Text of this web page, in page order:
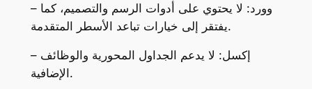
– وورد: لا يحتوي على أدوات الرسم والتصميم، كما
يفتقر إلى خيارات تباعد الأسطر المتقدمة.
– إكسل: لا يدعم الجداول المحورية والوظائف
الإضافية.